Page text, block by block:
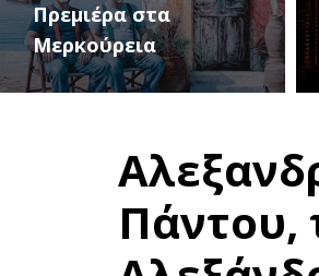
Κοινοτήτων του
Δήμου Αλεξάνδρειας
Πάντου,